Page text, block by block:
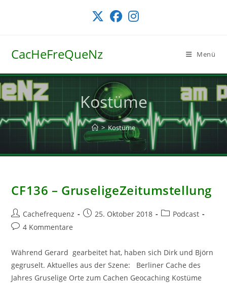
CacHeFreQueNz Menü
Kostüme
> Kostüme
CF136 – GruseligeZeitumstellung
Beitrags-
Autor:
Cachefrequenz
Beitrag25. Oktober 2018
Beitrags-
Podcast
Beitrags-
4 Kommentare
Während Gerard gearbeitet hat, haben sich Dirk und Björn
gegruselt. Aktuelles aus der Szene: Berliner Cache des
Jahres Gruselige Orte zum Cachen Geocaching Kostüme